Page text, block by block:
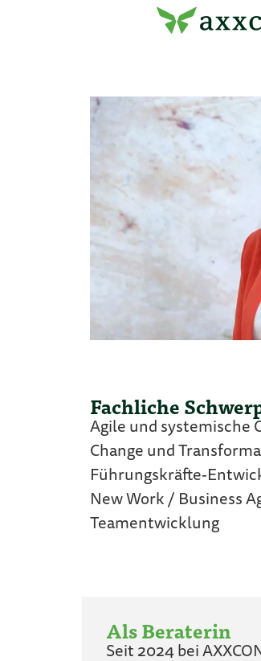
Fachliche
Agile und systemische
Change und
Führungskräfte-
New Work / Business
Teamentwicklung
Als Beraterin
Seit 2024 bei